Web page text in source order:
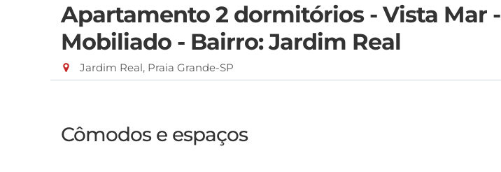
Apartamento 2 dormitórios - Vista Mar -
Mobiliado - Bairro: Jardim Real
Jardim Real, Praia Grande-SP
Cômodos e espaços